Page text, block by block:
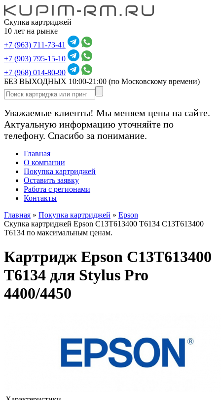
Скупка картриджей
10 лет на рынке
+7 (963) 711-73-41
+7 (903) 795-15-10
+7 (968) 014-80-90
БЕЗ ВЫХОДНЫХ 10:00-21:00 (по Московскому времени)
Уважаемые клиенты! Мы меняем цены на сайте.
Актуальную информацию уточняйте по
телефону. Спасибо за понимание.
Главная
О компании
Покупка картриджей
Оставить заявку
Работа с регионами
Контакты
Главная » Покупка картриджей » Epson
Скупка картриджей Epson C13T613400 T6134 C13T613400
T6134 по максимальным ценам.
Картридж Epson C13T613400
T6134 для Stylus Pro
4400/4450